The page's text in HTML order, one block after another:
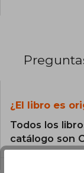
¿El libro es
Todos los
catálogo son